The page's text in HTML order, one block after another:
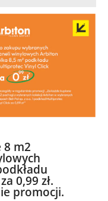
8 m2
0,99 zł.
promocji.